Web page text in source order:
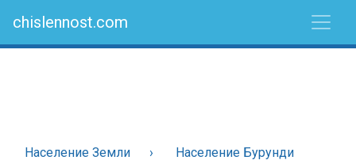
chislennost.com
Население Земли Население Бурунди